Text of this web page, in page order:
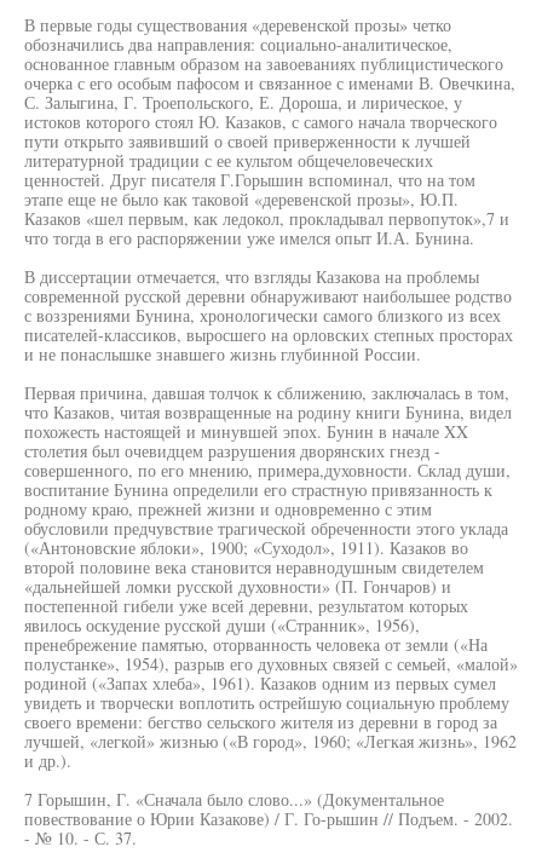
В первые годы существования «деревенской прозы» четко
обозначились два направления: социально-аналитическое,
основанное главным образом на завоеваниях публицистического
очерка с его особым пафосом и связанное с именами В. Овечкина,
С. Залыгина, Г. Троепольского, Е. Дороша, и лирическое, у
истоков которого стоял Ю. Казаков, с самого начала творческого
пути открыто заявивший о своей приверженности к лучшей
литературной традиции с ее культом общечеловеческих
ценностей. Друг писателя Г.Горышин вспоминал, что на том
этапе еще не было как таковой «деревенской прозы», Ю.П.
Казаков «шел первым, как ледокол, прокладывал первопуток»,7 и
что тогда в его распоряжении уже имелся опыт И.А. Бунина.
В диссертации отмечается, что взгляды Казакова на проблемы
современной русской деревни обнаруживают наибольшее родство
с воззрениями Бунина, хронологически самого близкого из всех
писателей-классиков, выросшего на орловских степных просторах
и не понаслышке знавшего жизнь глубинной России.
Первая причина, давшая толчок к сближению, заключалась в том,
что Казаков, читая возвращенные на родину книги Бунина, видел
похожесть настоящей и минувшей эпох. Бунин в начале XX
столетия был очевидцем разрушения дворянских гнезд -
совершенного, по его мнению, примера,духовности. Склад души,
воспитание Бунина определили его страстную привязанность к
родному краю, прежней жизни и одновременно с этим
обусловили предчувствие трагической обреченности этого уклада
(«Антоновские яблоки», 1900; «Суходол», 1911). Казаков во
второй половине века становится неравнодушным свидетелем
«дальнейшей ломки русской духовности» (П. Гончаров) и
постепенной гибели уже всей деревни, результатом которых
явилось оскудение русской души («Странник», 1956),
пренебрежение памятью, оторванность человека от земли («На
полустанке», 1954), разрыв его духовных связей с семьей, «малой»
родиной («Запах хлеба», 1961). Казаков одним из первых сумел
увидеть и творчески воплотить острейшую социальную проблему
своего времени: бегство сельского жителя из деревни в город за
лучшей, «легкой» жизнью («В город», 1960; «Легкая жизнь», 1962
и др.).
7 Горышин, Г. «Сначала было слово...» (Документальное
повествование о Юрии Казакове) / Г. Го-рышин // Подъем. - 2002.
- № 10. - С. 37.